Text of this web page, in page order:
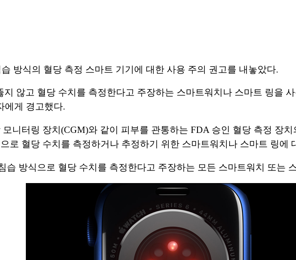
방식의 혈당 측정 스마트 기기에 대한 사용 주의 권고를 내놓았다.
않고 혈당 수치를 측정한다고 주장하는 스마트워치나 스마트 링을
에게 경고했다.
니터링 장치(CGM)와 같이 피부를 관통하는 FDA 승인 혈당 측정 장
로 혈당 수치를 측정하거나 추정하기 위한 스마트워치나 스마트 링에
습 방식으로 혈당 수치를 측정한다고 주장하는 모든 스마트워치 또는